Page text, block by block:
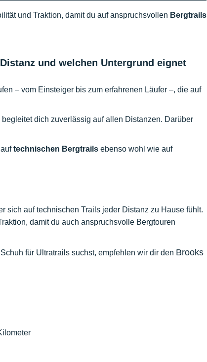
und Traktion, damit du auf anspruchsvollen Bergtrails
und welchen Untergrund eignet
– vom Einsteiger bis zum erfahrenen Läufer –, die auf
dich zuverlässig auf allen Distanzen. Darüber
technischen Bergtrails ebenso wohl wie auf
sich auf technischen Trails jeder Distanz zu Hause fühlt.
damit du auch anspruchsvolle Bergtouren
für Ultratrails suchst, empfehlen wir dir den Brooks